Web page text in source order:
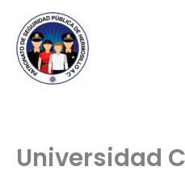
contenido
Universidad